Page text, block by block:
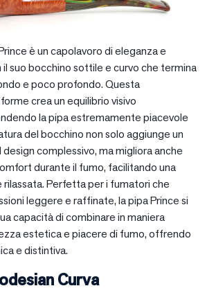
è un capolavoro di eleganza e
suo bocchino sottile e curvo che termina
e poco profondo. Questa
crea un equilibrio visivo
la pipa estremamente piacevole
del bocchino non solo aggiunge un
complessivo, ma migliora anche
durante il fumo, facilitando una
rilassata. Perfetta per i fumatori che
leggere e raffinate, la pipa Prince si
capacità di combinare in maniera
estetica e piacere di fumo, offrendo
e distintiva.
Curva